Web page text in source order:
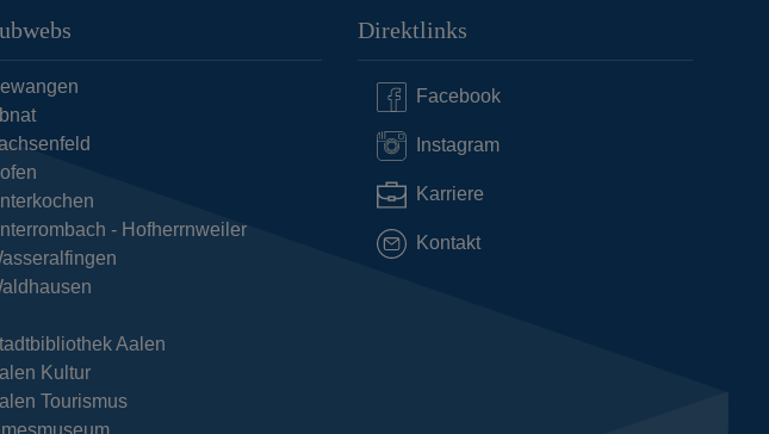
- Hofherrnweiler
Aalen
Kultur
Tourismus
Direktlinks
Facebook
Instagram
Karriere
Kontakt